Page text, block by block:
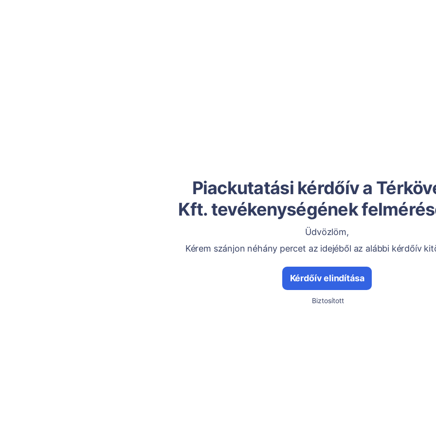
Piackutatási kérdőív a
Kft. tevékenységének
Üdvözlöm,
Kérem szánjon néhány percet az idejéből az alábbi kérdőív
Kérdőív elindítása
Biztosított